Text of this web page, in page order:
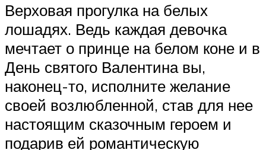
Верховая прогулка на белых
лошадях. Ведь каждая девочка
мечтает о принце на белом коне и в
День святого Валентина вы,
наконец-то, исполните желание
своей возлюбленной, став для нее
настоящим сказочным героем и
подарив ей романтическую